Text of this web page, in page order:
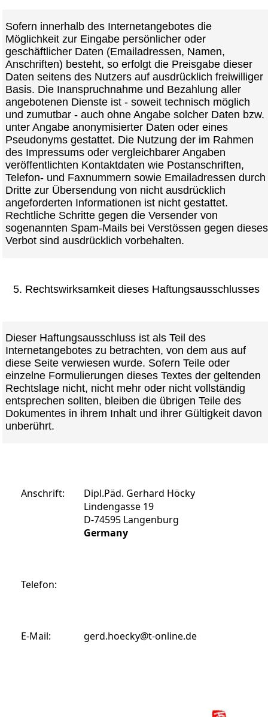
Sofern innerhalb des Internetangebotes die
Möglichkeit zur Eingabe persönlicher oder
geschäftlicher Daten (Emailadressen, Namen,
Anschriften) besteht, so erfolgt die Preisgabe dieser
Daten seitens des Nutzers auf ausdrücklich freiwilliger
Basis. Die Inanspruchnahme und Bezahlung aller
angebotenen Dienste ist - soweit technisch möglich
und zumutbar - auch ohne Angabe solcher Daten bzw.
unter Angabe anonymisierter Daten oder eines
Pseudonyms gestattet. Die Nutzung der im Rahmen
des Impressums oder vergleichbarer Angaben
veröffentlichten Kontaktdaten wie Postanschriften,
Telefon- und Faxnummern sowie Emailadressen durch
Dritte zur Übersendung von nicht ausdrücklich
angeforderten Informationen ist nicht gestattet.
Rechtliche Schritte gegen die Versender von
sogenannten Spam-Mails bei Verstössen gegen dieses
Verbot sind ausdrücklich vorbehalten.
5. Rechtswirksamkeit dieses Haftungsausschlusses
Dieser Haftungsausschluss ist als Teil des
Internetangebotes zu betrachten, von dem aus auf
diese Seite verwiesen wurde. Sofern Teile oder
einzelne Formulierungen dieses Textes der geltenden
Rechtslage nicht, nicht mehr oder nicht vollständig
entsprechen sollten, bleiben die übrigen Teile des
Dokumentes in ihrem Inhalt und ihrer Gültigkeit davon
unberührt.
Anschrift:
Dipl.Päd. Gerhard Höcky
Lindengasse 19
D-74595 Langenburg
Germany
Telefon:
E-Mail: gerd.hoecky@t-online.de